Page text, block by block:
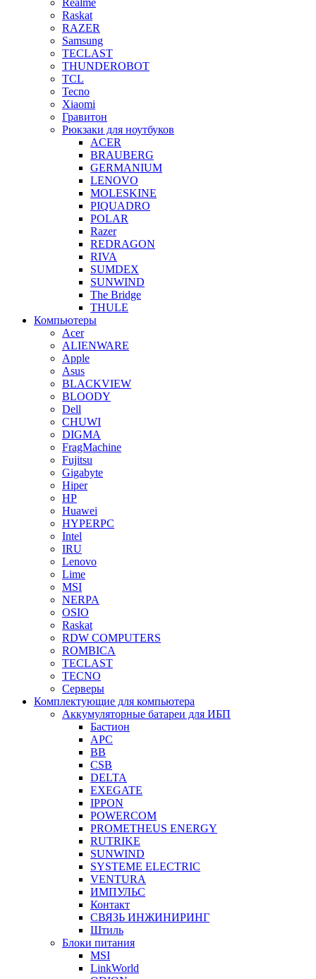
Realme
Raskat
RAZER
Samsung
TECLAST
THUNDEROBOT
TCL
Tecno
Xiaomi
Гравитон
Рюкзаки для ноутбуков
ACER
BRAUBERG
GERMANIUM
LENOVO
MOLESKINE
PIQUADRO
POLAR
Razer
REDRAGON
RIVA
SUMDEX
SUNWIND
The Bridge
THULE
Компьютеры
Acer
ALIENWARE
Apple
Asus
BLACKVIEW
BLOODY
Dell
CHUWI
DIGMA
FragMachine
Fujitsu
Gigabyte
Hiper
HP
Huawei
HYPERPC
Intel
IRU
Lenovo
Lime
MSI
NERPA
OSIO
Raskat
RDW COMPUTERS
ROMBICA
TECLAST
TECNO
Серверы
Комплектующие для компьютера
Аккумуляторные батареи для ИБП
Бастион
APC
BB
CSB
DELTA
EXEGATE
IPPON
POWERCOM
PROMETHEUS ENERGY
RUTRIKE
SUNWIND
SYSTEME ELECTRIC
VENTURA
ИМПУЛЬС
Контакт
СВЯЗЬ ИНЖИНИРИНГ
Штиль
Блоки питания
MSI
LinkWorld